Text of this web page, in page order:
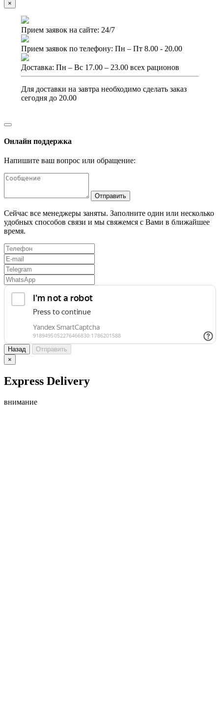
×
Прием заявок на сайте: 24/7
Прием заявок по телефону: Пн – Пт 8.00 - 20.00
Доставка: Пн – Вс 17.00 – 23.00 всех рационов
Для доставки на завтра необходимо сделать заказ
сегодня до 20.00
Онлайн поддержка
Напишите ваш вопрос или обращение:
Отправить
Сейчас все менеджеры заняты. Заполните один или несколько
удобных способов связи и мы свяжемся с Вами в ближайшее
время.
Назад
Отправить
×
Express Delivery
внимание